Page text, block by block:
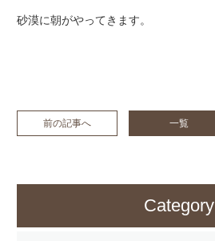
砂漠に朝がやってきます。
前の記事へ 一覧
Category